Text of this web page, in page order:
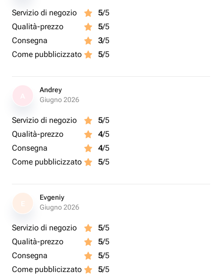
Servizio di negozio 5/5
Qualità-prezzo
5/5
Consegna
3/5
Come pubblicizzato
5/5
Andrey
Giugno 2026
Servizio di negozio 5/5
Qualità-prezzo
4/5
Consegna
4/5
Come pubblicizzato
5/5
E
Evgeniy
Giugno 2026
Servizio di negozio 5/5
Qualità-prezzo
5/5
Consegna
5/5
Come pubblicizzato
5/5